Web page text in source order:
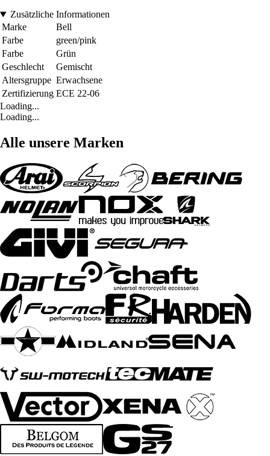
Zusätzliche Informationen
Marke
Bell
Farbe
green/pink
Farbe
Grün
Geschlecht
Gemischt
Altersgruppe Erwachsene
Zertifizierung ECE 22-06
Loading...
Loading...
Alle unsere Marken